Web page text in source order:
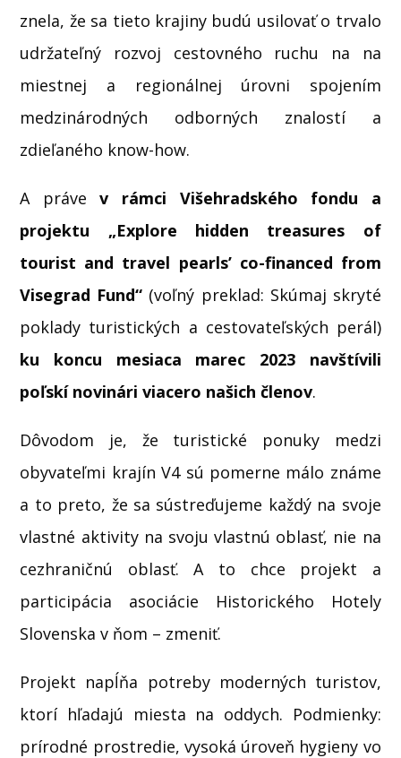
znela, že sa tieto krajiny budú usilovať o trvalo
udržateľný rozvoj cestovného ruchu na na
miestnej a regionálnej úrovni spojením
medzinárodných odborných znalostí a
zdieľaného know-how.
A právev rámci Višehradského fondu a
projektu „Explore hidden treasures of
tourist and travel pearls’ co-financed from
Visegrad Fund“ (voľný preklad: Skúmaj skryté
poklady turistických a cestovateľských perál)
ku koncu mesiaca marec 2023 navštívili
poľskí novinári viacero našich členov.
Dôvodom je, že turistické ponuky medzi
obyvateľmi krajín V4 sú pomerne málo známe
a to preto, že sa sústreďujeme každý na svoje
vlastné aktivity na svoju vlastnú oblasť, nie na
cezhraničnú oblasť. A to chce projekt a
participácia asociácie Historického Hotely
Slovenska v ňom – zmeniť.
Projekt napĺňa potreby moderných turistov,
ktorí hľadajú miesta na oddych. Podmienky:
prírodné prostredie, vysoká úroveň hygieny vo